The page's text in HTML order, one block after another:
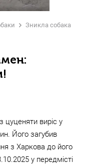
Зникла собака
виріс у
Його загубив
з Харкова до його
у передмісті